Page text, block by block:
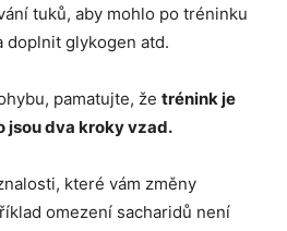
tuků, aby mohlo po tréninku
doplnit glykogen atd.
pamatujte, že trénink je
jsou dva kroky vzad.
které vám změny
omezení sacharidů není